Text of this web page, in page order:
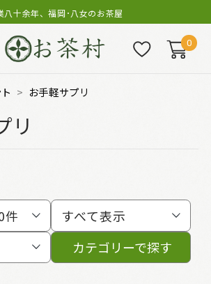
八十余年、福岡･八女のお茶屋
0
お手軽サプリ
リ
件
すべて表示
カテゴリーで探す